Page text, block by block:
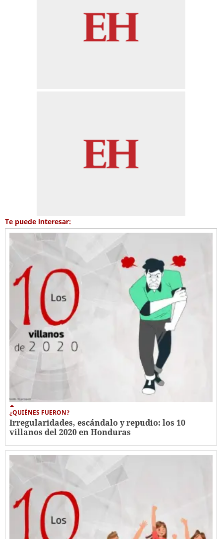
Te puede interesar:
¿QUIÉNES FUERON?
Irregularidades, escándalo y repudio: los 10
villanos del 2020 en Honduras